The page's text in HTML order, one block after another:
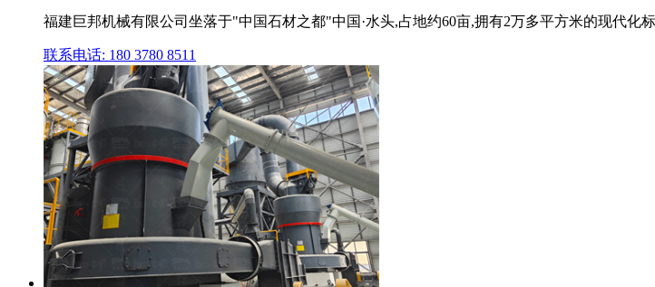
福建巨邦机械有限公司坐落于"中国石材之都"中国·水头,占地约60亩,拥有2万多平方米的现代
联系电话: 180 3780 8511